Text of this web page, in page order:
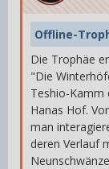
Offline-
Die Trophäe
"Die
Teshio-Kamm
Hanas Hof.
man
deren Verlauf